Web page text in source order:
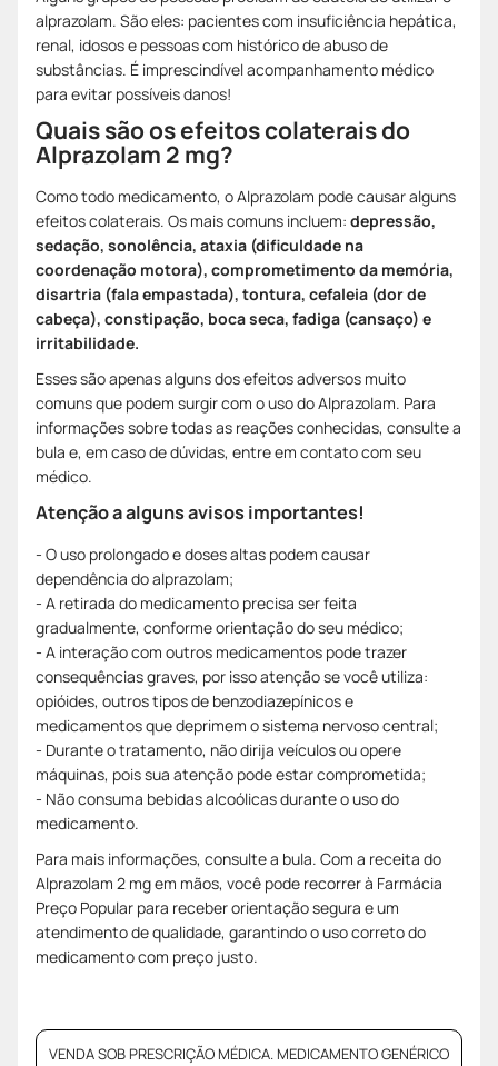
alprazolam. São eles: pacientes com insuficiência hepática,
renal, idosos e pessoas com histórico de abuso de
substâncias. É imprescindível acompanhamento médico
para evitar possíveis danos!
Quais são os efeitos colaterais do
Alprazolam 2 mg?
Como todo medicamento, o Alprazolam pode causar alguns
efeitos colaterais. Os mais comuns incluem: depressão,
sedação, sonolência, ataxia (dificuldade na
coordenação motora), comprometimento da memória,
disartria (fala empastada), tontura, cefaleia (dor de
cabeça), constipação, boca seca, fadiga (cansaço) e
irritabilidade.
Esses são apenas alguns dos efeitos adversos muito
comuns que podem surgir com o uso do Alprazolam. Para
informações sobre todas as reações conhecidas, consulte a
bula e, em caso de dúvidas, entre em contato com seu
médico.
Atenção a alguns avisos importantes!
- O uso prolongado e doses altas podem causar
dependência do alprazolam;
- A retirada do medicamento precisa ser feita
gradualmente, conforme orientação do seu médico;
- A interação com outros medicamentos pode trazer
consequências graves, por isso atenção se você utiliza:
opióides, outros tipos de benzodiazepínicos e
medicamentos que deprimem o sistema nervoso central;
- Durante o tratamento, não dirija veículos ou opere
máquinas, pois sua atenção pode estar comprometida;
- Não consuma bebidas alcoólicas durante o uso do
medicamento.
Para mais informações, consulte a bula. Com a receita do
Alprazolam 2 mg em mãos, você pode recorrer à Farmácia
Preço Popular para receber orientação segura e um
atendimento de qualidade, garantindo o uso correto do
medicamento com preço justo.
VENDA SOB PRESCRIÇÃO MÉDICA. MEDICAMENTO GENÉRICO